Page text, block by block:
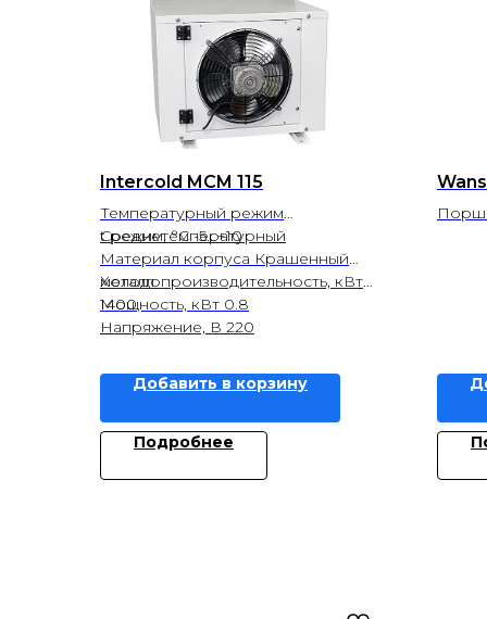
Intercold MCM 115
Температурный режим
Среднетемпературный
t режим, °С -5...+10
Материал корпуса Крашенный
металл
Холодопроизводительность, кВт
1400
Мощность, кВт 0.8
Напряжение, В 220
Добавить в корзину
Подробнее